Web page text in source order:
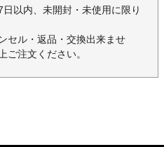
以内、未開封・未使用に限り
セル・返品・交換出来ませ
ご注文ください。